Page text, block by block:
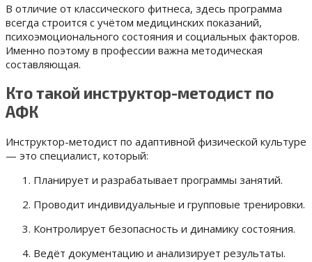
В отличие от классического фитнеса, здесь программа
всегда строится с учётом медицинских показаний,
психоэмоционального состояния и социальных факторов.
Именно поэтому в профессии важна методическая
составляющая.
Кто такой инструктор-методист по
АФК
Инструктор-методист по адаптивной физической культуре
— это специалист, который:
Планирует и разрабатывает программы занятий.
Проводит индивидуальные и групповые тренировки.
Контролирует безопасность и динамику состояния.
Ведёт документацию и анализирует результаты.